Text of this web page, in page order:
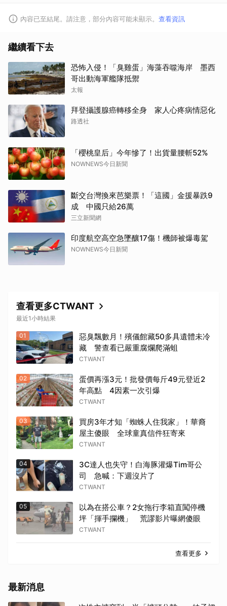
內容已至結尾。請注意，部分內容可能未顯示。 查看資訊
繼續看下去
恐怖入侵！「臭雞蛋」海藻吞噬海岸 墨西
哥出動海軍艦隊抵禦
太報
拜登攝護腺癌轉移全身 家人心疼病情惡化
路透社
「櫻桃皇后」今年慘了！出貨量腰斬52%
NOWNEWS今日新聞
斷交台灣換來芭樂票！「這國」金援暴跌9
成 中國只給26萬
三立新聞網
印度航空高空急墜釀17傷！機師被爆毒駕
NOWNEWS今日新聞
查看更多CTWANT
最近1小時結果
01
惡臭飄數月！殯儀館藏50多具遺體未冷
藏 警查看已嚴重腐爛爬滿蛆
CTWANT
02
蛋價再漲3元！批發價每斤49元登近2
年高點 4因素一次引爆
CTWANT
03
買房3年才知「蜘蛛人住我家」！華裔
屋主傻眼 全球童真信件狂寄來
CTWANT
04
3C達人也失守！白海豚灌爆Tim哥公
司 急喊：下週沒片了
CTWANT
05
以為在搭公車？2女拖行李箱直闖停機
坪「揮手攔機」 荒謬影片曝網傻眼
CTWANT
查看更多
最新消息